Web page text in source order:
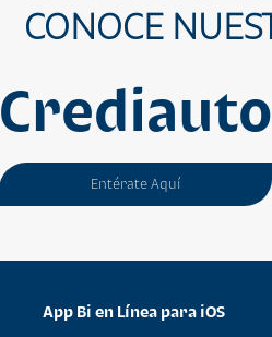
CONOCE
Crediauto
Entérate Aquí
App Bi en Línea para iOS